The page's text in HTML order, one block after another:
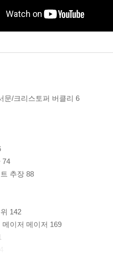
문/크리스토퍼 버클리 6
74
추장 88
142
이저 메이저 169